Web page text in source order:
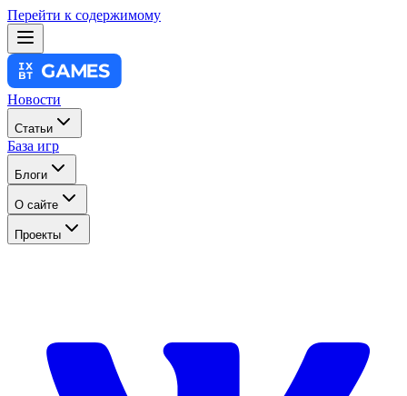
Перейти к содержимому
Новости
Статьи
База игр
Блоги
О сайте
Проекты